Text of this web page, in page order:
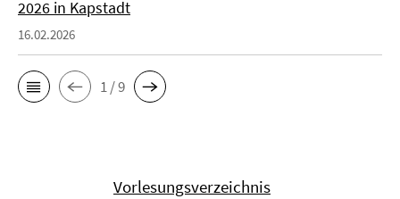
2026 in Kapstadt
16.02.2026
1 / 9
Vorlesungsverzeichnis